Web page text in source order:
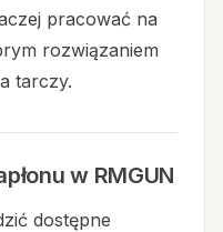
pracować na
rozwiązaniem
tarczy.
w RMGUN
dostępne